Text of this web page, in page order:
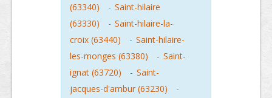
(63340)
- Saint-hilaire
(63330)
- Saint-hilaire-la-
croix (63440)
- Saint-hilaire-
les-monges (63380)
- Saint-
ignat (63720)
- Saint-
jacques-d'ambur (63230)
-